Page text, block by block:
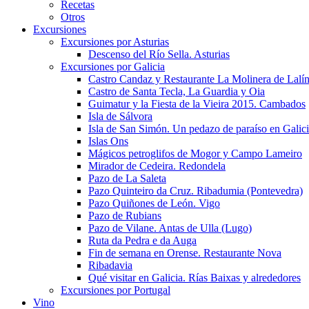
Recetas
Otros
Excursiones
Excursiones por Asturias
Descenso del Río Sella. Asturias
Excursiones por Galicia
Castro Candaz y Restaurante La Molinera de Lalín
Castro de Santa Tecla, La Guardia y Oia
Guimatur y la Fiesta de la Vieira 2015. Cambados
Isla de Sálvora
Isla de San Simón. Un pedazo de paraíso en
Islas Ons
Mágicos petroglifos de Mogor y Campo Lameiro
Mirador de Cedeira. Redondela
Pazo de La Saleta
Pazo Quinteiro da Cruz. Ribadumia (Pontevedra)
Pazo Quiñones de León. Vigo
Pazo de Rubians
Pazo de Vilane. Antas de Ulla (Lugo)
Ruta da Pedra e da Auga
Fin de semana en Orense. Restaurante Nova
Ribadavia
Qué visitar en Galicia. Rías Baixas y alrededores
Excursiones por Portugal
Vino